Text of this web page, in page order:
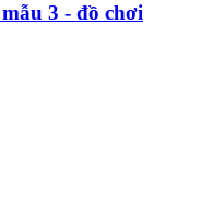
3 - đồ chơi